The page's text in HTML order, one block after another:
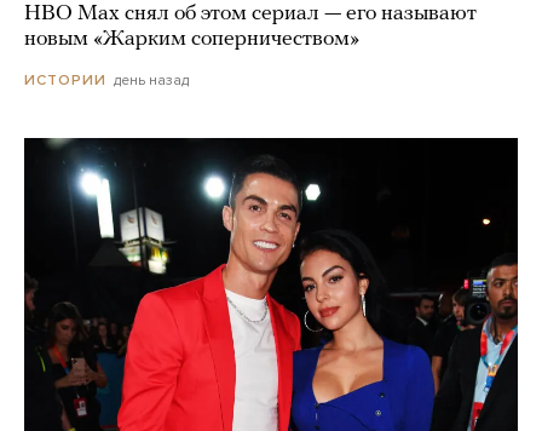
HBO Max снял об этом сериал — его называют
новым «Жарким соперничеством»
ИСТОРИИ день назад